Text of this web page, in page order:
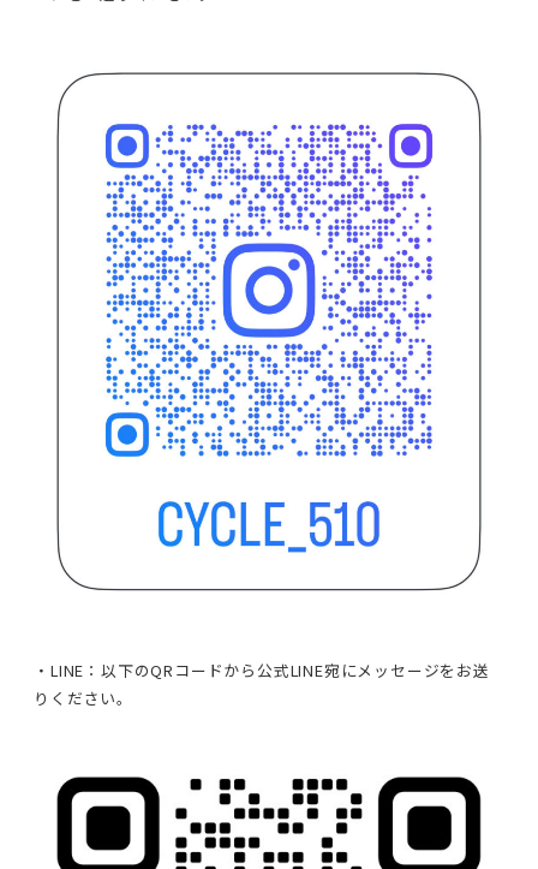
・LINE：以下のQRコードから公式LINE宛にメッセージをお送
りください。